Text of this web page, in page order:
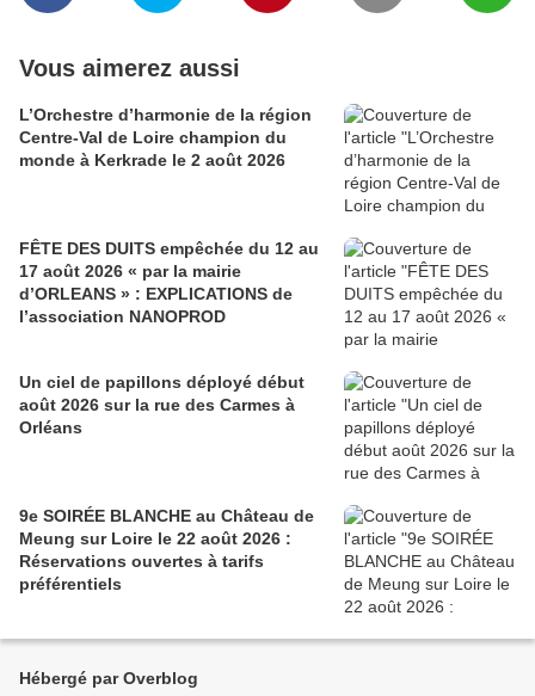
Vous aimerez aussi
L’Orchestre d’harmonie de la région
Centre-Val de Loire champion du
monde à Kerkrade le 2 août 2026
FÊTE DES DUITS empêchée du 12 au
17 août 2026 « par la mairie
d’ORLEANS » : EXPLICATIONS de
l’association NANOPROD
Un ciel de papillons déployé début
août 2026 sur la rue des Carmes à
Orléans
9e SOIRÉE BLANCHE au Château de
Meung sur Loire le 22 août 2026 :
Réservations ouvertes à tarifs
préférentiels
Hébergé par Overblog